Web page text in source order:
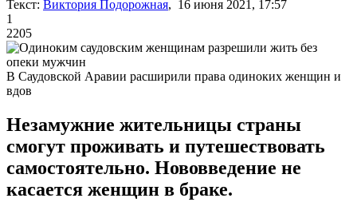
Текст: Виктория Подорожная, 16 июня 2021, 17:57
1
2205
В Саудовской Аравии расширили права одиноких женщин и
вдов
Незамужние жительницы страны
смогут проживать и путешествовать
самостоятельно. Нововведение не
касается женщин в браке.